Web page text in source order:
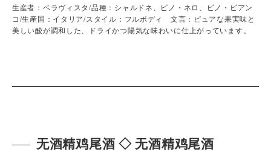
生産者：ベラヴィスタ/品種：シャルドネ、ピノ・ネロ、ピノ・ビアン
コ/生産国：イタリア/スタイル：フルボディ 文言：ピュアな果実味と
美しい酸が調和した、ドライかつ陽気な味わいに仕上がっています。
无酒精鸡尾酒 ◇ 无酒精鸡尾酒